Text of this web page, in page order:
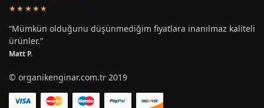
★★★★★
“Mümkün olduğunu düşünmediğim fiyatlara inanılmaz kaliteli
ürünler.”
Matt P.
© organikenginar.com.tr 2019